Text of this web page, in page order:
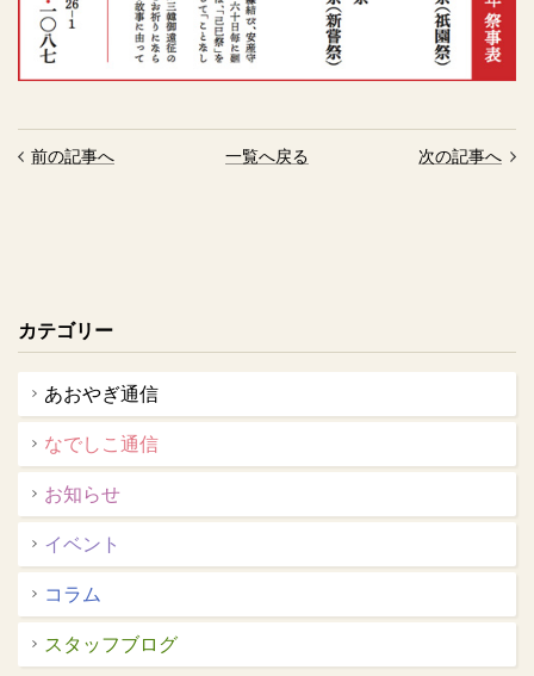
前の記事へ 一覧へ戻る 次の記事へ
カテゴリー
あおやぎ通信
なでしこ通信
お知らせ
イベント
コラム
スタッフブログ